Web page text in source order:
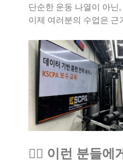
단순한 운동 나열이 아닌,
이제 여러분의 수업은 근
👉🏻 이런 분들